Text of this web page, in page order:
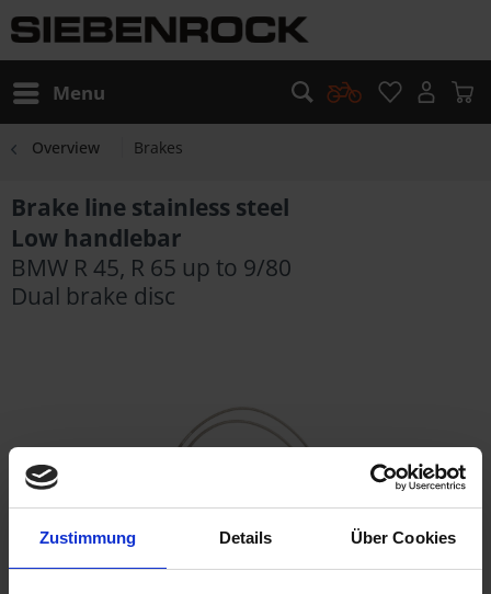
Zustimmung Details Über Cookies
Menu
Overview Brakes
Brake line stainless steel
Low handlebar
BMW R 45, R 65 up to 9/80
Dual brake disc